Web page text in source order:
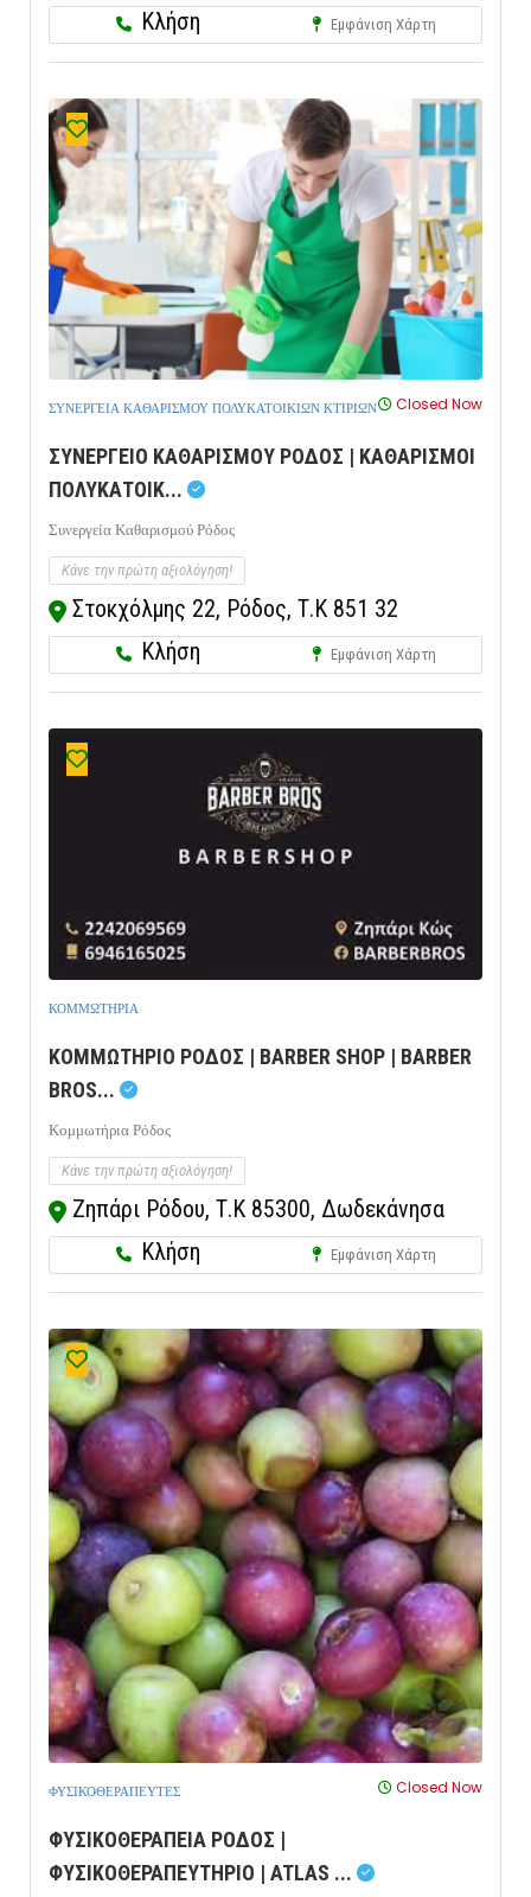
Κλήση
Εμφάνιση Χάρτη
ΣΥΝΕΡΓΕΙΑ ΚΑΘΑΡΙΣΜΟΥ ΠΟΛΥΚΑΤΟΙΚΙΩΝ ΚΤΙΡΙΩΝ Closed Now
ΣΥΝΕΡΓΕΙΟ ΚΑΘΑΡΙΣΜΟΥ ΡΟΔΟΣ | ΚΑΘΑΡΙΣΜΟΙ
ΠΟΛΥΚΑΤΟΙΚ...
Συνεργεία Καθαρισμού Ρόδος
Κάνε την πρώτη αξιολόγηση!
Στοκχόλμης 22, Ρόδος, Τ.Κ 851 32
Κλήση
Εμφάνιση Χάρτη
ΚΟΜΜΩΤΗΡΙΑ
ΚΟΜΜΩΤΗΡΙΟ ΡΟΔΟΣ | BARBER SHOP | BARBER
BROS...
Κομμωτήρια Ρόδος
Κάνε την πρώτη αξιολόγηση!
Ζηπάρι Ρόδου, Τ.Κ 85300, Δωδεκάνησα
Κλήση
Εμφάνιση Χάρτη
ΦΥΣΙΚΟΘΕΡΑΠΕΥΤΕΣ Closed Now
ΦΥΣΙΚΟΘΕΡΑΠΕΙΑ ΡΟΔΟΣ |
ΦΥΣΙΚΟΘΕΡΑΠΕΥΤΗΡΙΟ | ATLAS ...